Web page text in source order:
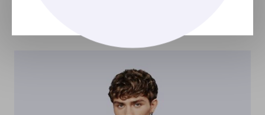
cuidar dos fios